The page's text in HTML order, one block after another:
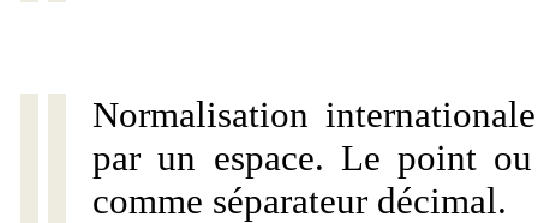
Normalisation
par un espace. Le point
comme séparateur décimal.